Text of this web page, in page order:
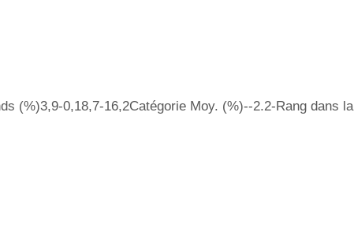
(%)3,9-0,18,7-16,2Catégorie Moy. (%)--2.2-Rang dans la